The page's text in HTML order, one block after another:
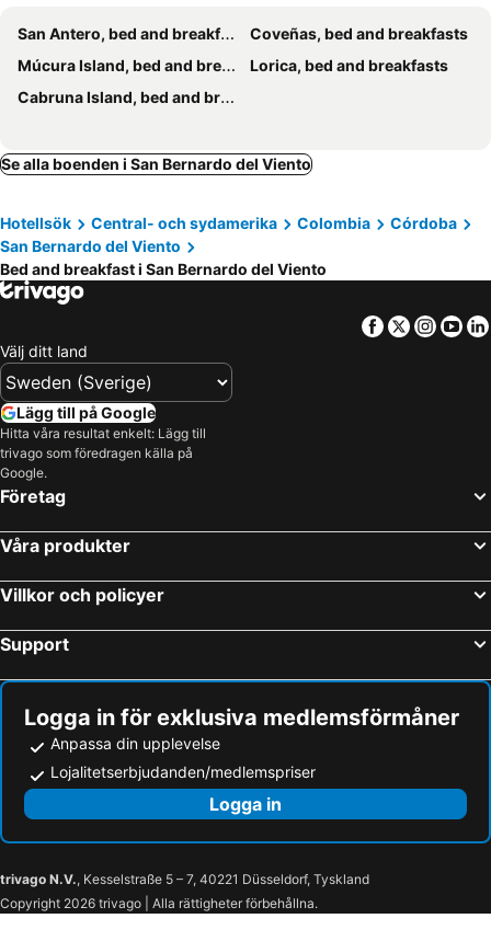
San Antero, bed and breakfasts
Coveñas, bed and breakfasts
Múcura Island, bed and breakfasts
Lorica, bed and breakfasts
Cabruna Island, bed and breakfasts
Se alla boenden i San Bernardo del Viento
Hotellsök Central- och sydamerika Colombia
Córdoba
San Bernardo del Viento
Bed and breakfast i San Bernardo del Viento
Facebook
Twitter
Välj ditt land
Lägg till på Google
Hitta våra resultat enkelt: Lägg till
trivago som föredragen källa på
Google.
Företag
Våra produkter
Villkor och policyer
Support
Logga in för exklusiva medlemsförmåner
Anpassa din upplevelse
Lojalitetserbjudanden/medlemspriser
Logga in
trivago N.V., Kesselstraße 5 – 7, 40221 Düsseldorf, Tyskland
Copyright 2026 trivago | Alla rättigheter förbehållna.